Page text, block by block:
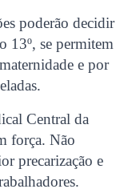
poderão decidir
13º, se permitem
e por
Central da
força. Não
precarização e